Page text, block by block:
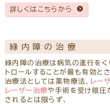
詳しくはこちらから
緑内障の治療
緑内障の治療は病気の進行をく
トロールすることが最も有効と
治療法としては薬物療法、
レー
レーザー治療や手術を受け眼圧
されるとは限らず、